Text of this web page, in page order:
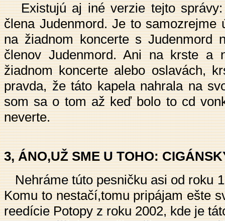
Existujú aj iné verzie tejto správy:
člena Judenmord. Je to
na žiadnom koncerte s Judenmord
členov Judenmord. Ani na krste a
žiadnom koncerte alebo oslavách,
pravda, že táto kapela nahrala na
som sa o tom až keď bolo to cd
neverte.
3, ÁNO,UŽ SME U TOHO:
Nehráme túto pesničku asi od roku
Komu to nestačí,tomu pripájam ešte
reedície Potopy z roku 2002, kde je